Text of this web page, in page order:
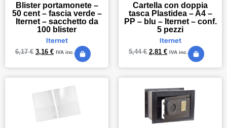
Blister portamonete –
50 cent – fascia verde –
Iternet – sacchetto da
100 blister
Iternet
6,17€ 3,16 € IVA inc.
Cartella con doppia
tasca Plastidea – A4 –
PP – blu – Iternet – conf.
5 pezzi
Iternet
5,44€ 2,81 € IVA inc.